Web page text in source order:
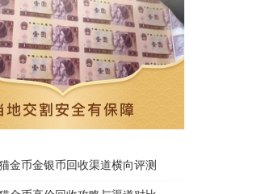
金币金银币回收渠道横向评测